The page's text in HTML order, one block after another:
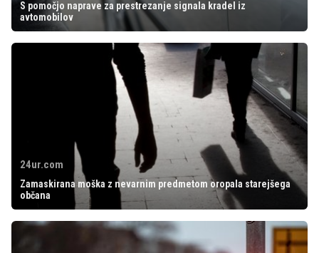
S pomočjo naprave za prestrezanje signala kradel iz
avtomobilov
24ur.com
Zamaskirana moška z nevarnim predmetom oropala starejšega
občana